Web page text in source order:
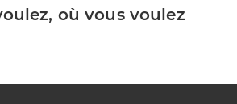
où vous voulez